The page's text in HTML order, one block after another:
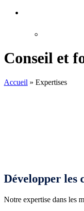
Conseil et
Accueil » Expertises
Développer les
Notre expertise dans les